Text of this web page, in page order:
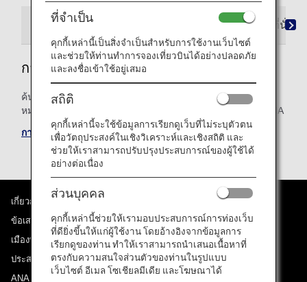
การจองของฉัน การระบุที่นั่ง
การจองของฉัน
ค้นหาเที่ยวบินถัดไปของท่านได้อย่างรวดเร็ว ค้นหาตาม
หมายเลขการสำรองที่นั่ง หมายเลข e-Ticket หรือหมายเลข ANA
การจองของฉัน
เกี่ยวกับ ANA
ข้อเสนอและประกาศ
เมืองที่เราเดินทางไป
ประสบการณ์ ANA
ANA Mileage Club
ที่จำเป็น
คุกกี้เหล่านี้เป็นสิ่งจำเป็นสำหรับการใช้งานเว็บไซต์
และช่วยให้ท่านทำการจองเที่ยวบินได้อย่างปลอดภัย
และลงชื่อเข้าใช้อยู่เสมอ
สถิติ
คุกกี้เหล่านี้จะใช้ข้อมูลการเรียกดูเว็บที่ไม่ระบุตัวตน
เพื่อวัตถุประสงค์ในเชิงวิเคราะห์และเชิงสถิติ และ
ช่วยให้เราสามารถปรับปรุงประสบการณ์ของผู้ใช้ได้
อย่างต่อเนื่อง
ส่วนบุคคล
คุกกี้เหล่านี้ช่วยให้เรามอบประสบการณ์การท่องเว็บ
ที่ดียิ่งขึ้นให้แก่ผู้ใช้งาน โดยอ้างอิงจากข้อมูลการ
เรียกดูของท่าน ทำให้เราสามารถนำเสนอเนื้อหาที่
ตรงกับความสนใจส่วนตัวของท่านในรูปแบบ
เว็บไซต์ อีเมล โซเชียลมีเดีย และโฆษณาได้